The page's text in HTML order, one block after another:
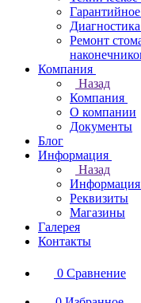
Ремонт
Компания
Назад
Компания
О компании
Документы
Блог
Информация
Назад
Информация
Реквизиты
Магазины
Галерея
Контакты
0 Сравнение